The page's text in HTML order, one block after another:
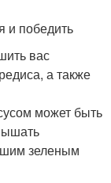
и победить
вас
а также
может быть
зеленым